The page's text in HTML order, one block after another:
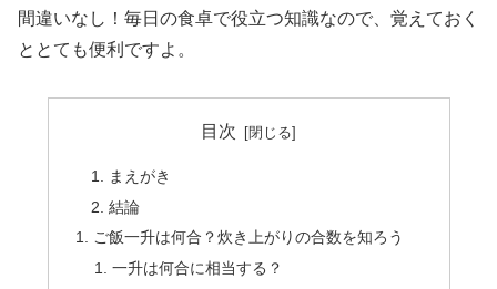
間違いなし！毎日の食卓で役立つ知識なので、覚えておく
ととても便利ですよ。
目次
まえがき
結論
ご飯一升は何合？炊き上がりの合数を知ろう
一升は何合に相当する？